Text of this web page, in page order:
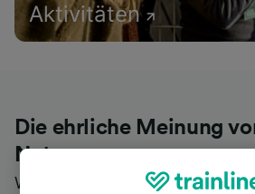
Aktivitäten
Die ehrliche Meinung
Nutzern
Wer könnte Ihnen besseres